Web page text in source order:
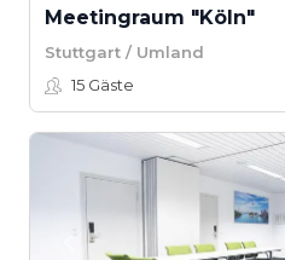
Meetingraum "Köln"
Stuttgart / Umland
15 Gäste